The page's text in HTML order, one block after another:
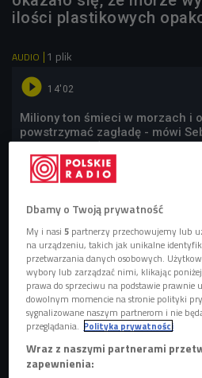
ilości plastikowych
AUDIO 1 plik
 14'02
Miliony ton śmieci w morzach i
powstrzymać zagładę - mówi
radę/Czwórka)
Dbamy o Twoją prywatność
My i nasi5 partnerzy przechowujemy lub
na urządzeniu, takich jak unikalne
przetwarzania danych osobowych.
wybory lub zarządzać nimi, klikając
prawa do sprzeciwu na podstawie prawnie
dowolnym momencie na stronie polityki
sygnalizowane naszym partnerom i nie
przeglądania. Polityka prywatności
Wraz z naszymi partnerami
zapewnienia: